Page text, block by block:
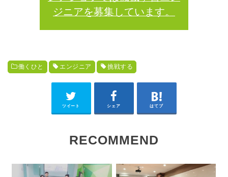
ジニアを募集しています。
働くひと エンジニア 挑戦する
ツイート シェア はてブ
RECOMMEND